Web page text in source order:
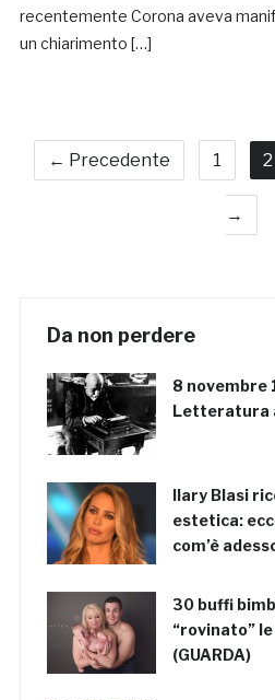
recentemente Corona aveva
un chiarimento […]
← Precedente 1 2
→
Da non perdere
8 novembre
Letteratura
Ilary Blasi
estetica:
com’è
30 buffi
“rovinato”
(GUARDA)